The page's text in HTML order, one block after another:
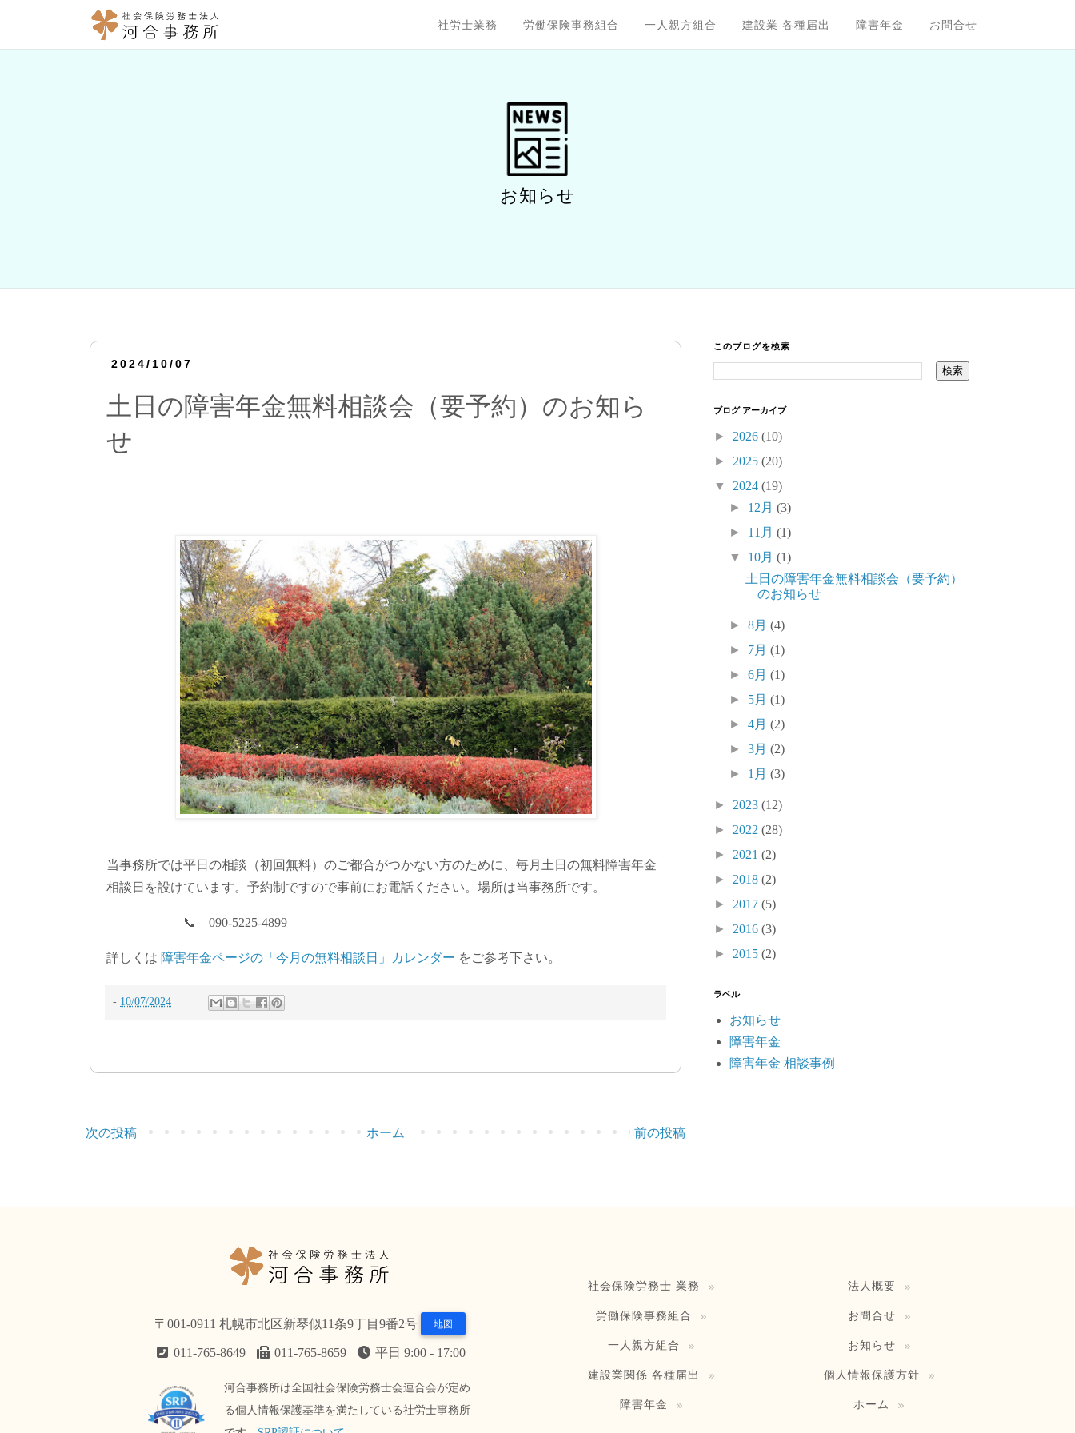
社労士業務 労働保険事務組合 一人親方組合 建設業 各種届出 障害年金 お問合せ
お知らせ
2024/10/07
土日の障害年金無料相談会（要予約）のお知ら
せ
当事務所では平日の相談（初回無料）のご都合がつかない方のために、毎月土日の無料障害年金
相談日を設けています。予約制ですので事前にお電話ください。場所は当事務所です。
📞 090-5225-4899
詳しくは 障害年金ページの「今月の無料相談日」カレンダー をご参考下さい。
- 10/07/2024
次の投稿 前の投稿
ホーム
このブログを検索
ブログ アーカイブ
► 2026 (10)
► 2025 (20)
▼ 2024 (19)
► 12月(3)
► 11月(1)
▼ 10月(1)
土日の障害年金無料相談会（要予約）
のお知らせ
►8月(4)
► 7月(1)
►6月(1)
► 5月(1)
►4月(2)
►3月(2)
► 1月(3)
► 2023 (12)
► 2022 (28)
► 2021 (2)
► 2018 (2)
► 2017 (5)
► 2016 (3)
► 2015 (2)
ラベル
お知らせ
障害年金
障害年金 相談事例
〒001-0911 札幌市北区新琴似11条9丁目9番2号 地図
011-765-8649 011-765-8659 平日 9:00 - 17:00
河合事務所は全国社会保険労務士会連合会が定め
る個人情報保護基準を満たしている社労士事務所
社会保険労務士 業務
労働保険事務組合
一人親方組合
建設業関係 各種届出
障害年金
法人概要
お問合せ
お知らせ
個人情報保護方針
ホーム